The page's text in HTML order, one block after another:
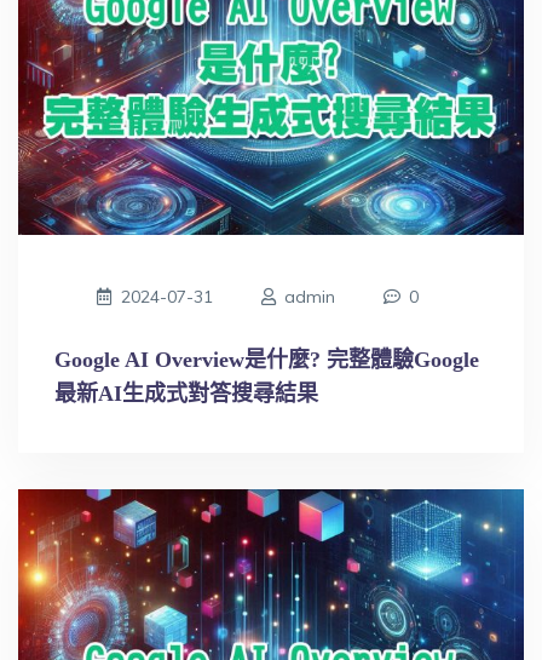
2024-07-31 admin 0
Google AI Overview是什麼? 完整體驗Google
最新AI生成式對答搜尋結果